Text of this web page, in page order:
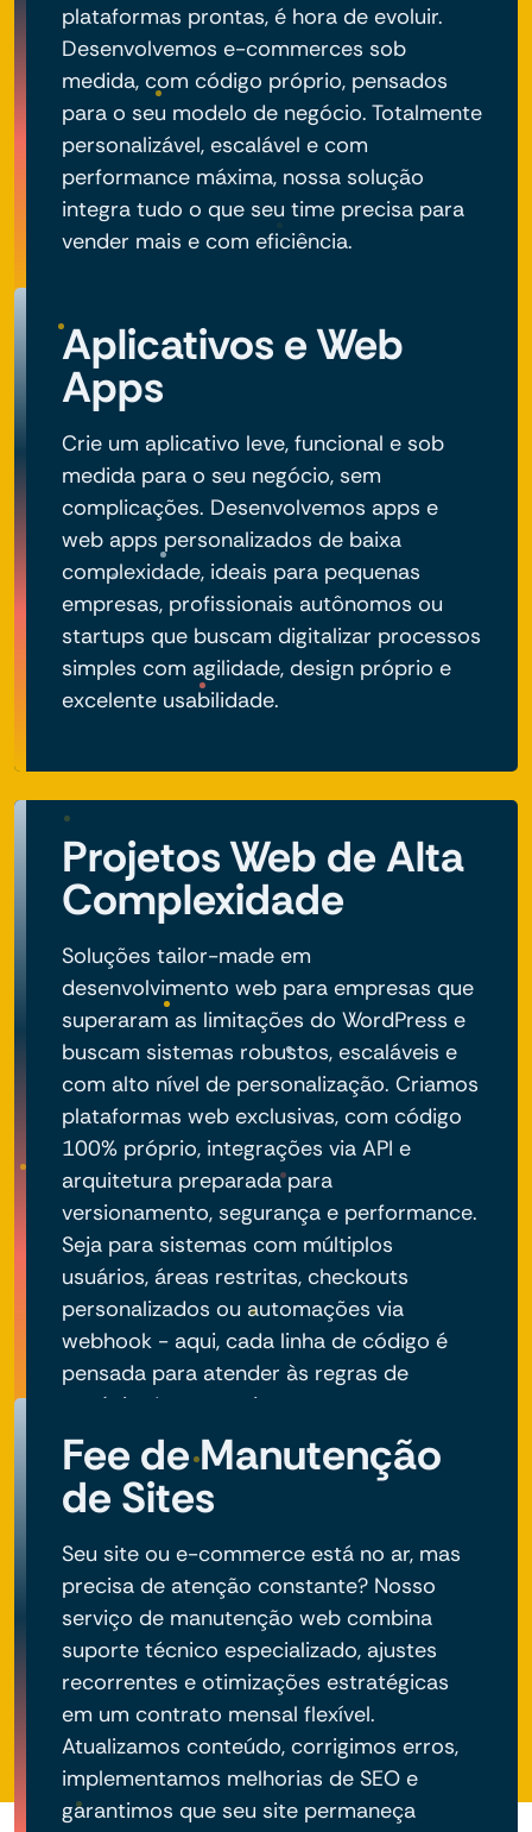
plataformas prontas, é hora de evoluir.
Desenvolvemos e-commerces sob
medida, com código próprio, pensados
para o seu modelo de negócio. Totalmente
personalizável, escalável e com
performance máxima, nossa solução
integra tudo o que seu time precisa para
vender mais e com eficiência.
Aplicativos e Web
Apps
Crie um aplicativo leve, funcional e sob
medida para o seu negócio, sem
complicações. Desenvolvemos apps e
web apps personalizados de baixa
complexidade, ideais para pequenas
empresas, profissionais autônomos ou
startups que buscam digitalizar processos
simples com agilidade, design próprio e
excelente usabilidade.
Projetos Web de Alta
Complexidade
Soluções tailor-made em
desenvolvimento web para empresas que
superaram as limitações do WordPress e
buscam sistemas robustos, escaláveis e
com alto nível de personalização. Criamos
plataformas web exclusivas, com código
100% próprio, integrações via API e
arquitetura preparada para
versionamento, segurança e performance.
Seja para sistemas com múltiplos
usuários, áreas restritas, checkouts
personalizados ou automações via
webhook - aqui, cada linha de código é
pensada para atender às regras de
negócio do seu projeto.
Fee de Manutenção
de Sites
Seu site ou e-commerce está no ar, mas
precisa de atenção constante? Nosso
serviço de manutenção web combina
suporte técnico especializado, ajustes
recorrentes e otimizações estratégicas
em um contrato mensal flexível.
Atualizamos conteúdo, corrigimos erros,
implementamos melhorias de SEO e
garantimos que seu site permaneça